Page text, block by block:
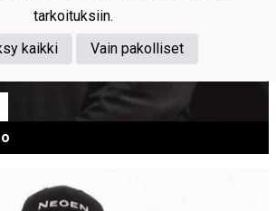
tarkoituksiin.
kaikki
Vain pakolliset